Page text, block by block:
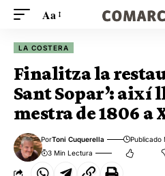
Aa
LA COSTERA
Finalitza la
Sant Sopar’: així
mestra de 1806 a
PorToni Cuquerella Publicado
3 Min Lectura